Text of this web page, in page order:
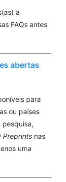
a
FAQs antes
abertas
para
ou países
pesquisa,
Preprints nas
uma